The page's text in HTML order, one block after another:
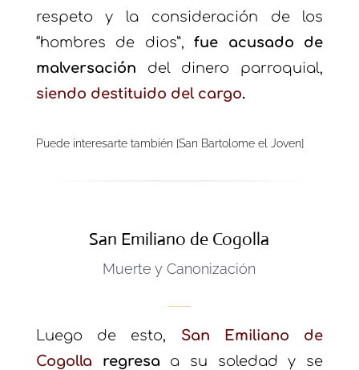
respeto y la consideración de los
“hombres de dios”,fue acusado de
malversación del dinero parroquial,
siendo destituido del cargo.
Puede interesarte también [San Bartolome el Joven]
San Emiliano de Cogolla
Muerte y Canonización
Luego de esto, San Emiliano de
Cogolla
regresa a su soledad y se